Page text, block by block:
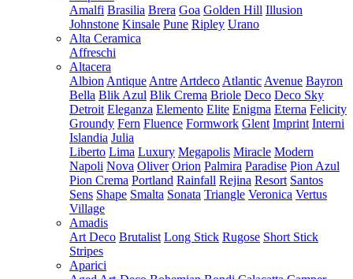
Amalfi Brasilia Brera Goa Golden Hill Illusion
Johnstone Kinsale Pune Ripley Urano
Alta Ceramica
Affreschi
Altacera
Albion Antique Antre Artdeco Atlantic Avenue Bayron
Bella Blik Azul Blik Crema Briole Deco Deco Sky
Detroit Eleganza Elemento Elite Enigma Eterna Felicity
Groundy Fern Fluence Formwork Glent Imprint Interni
Islandia Julia
Liberto Lima Luxury Megapolis Miracle Modern
Napoli Nova Oliver Orion Palmira Paradise Pion Azul
Pion Crema Portland Rainfall Rejina Resort Santos
Sens Shape Smalta Sonata Triangle Veronica Vertus
Village
Amadis
Art Deco Brutalist Long Stick Rugose Short Stick
Stripes
Aparici